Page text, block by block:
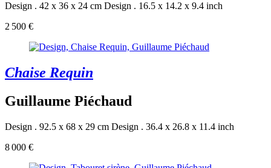
Design . 42 x 36 x 24 cm Design . 16.5 x 14.2 x 9.4 inch
2 500 €
Chaise Requin
Guillaume Piéchaud
Design . 92.5 x 68 x 29 cm Design . 36.4 x 26.8 x 11.4 inch
8 000 €